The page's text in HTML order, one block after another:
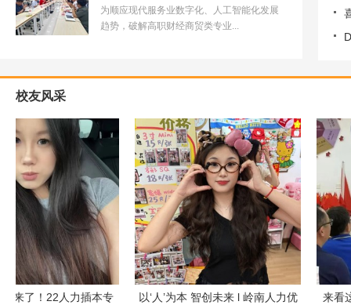
为顺应现代服务业数字化、人工智能化发展
趋势，破解高职财经商贸类专业...
校友风采
来了！22人力插本专
以‘人’为本 智创未来 l 岭南人力优
来看